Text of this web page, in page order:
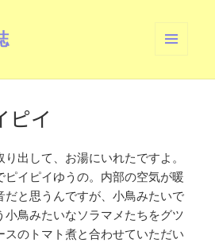
ーとウ
ピイ
出して、お湯にいれたですよ。
ピイピイゆうの。内部の空気が暖
だと思うんですが、小鳥みたいで
小鳥みたいなソラマメたちをグツ
スのトマト煮と合わせていただい